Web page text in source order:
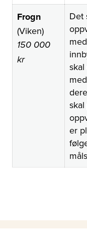
Frogn
(Viken)
150 000
kr
Det
er